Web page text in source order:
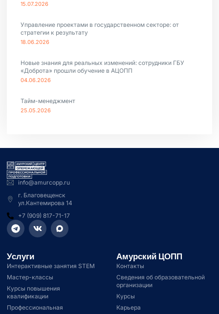
15.07.2026
Управление проектами в государственном секторе: от
стратегии к результату
18.06.2026
Новые знания для реальных изменений: сотрудники ГБУ
«Доброта» прошли обучение в АЦОПП
04.06.2026
Тайм-менеджмент
25.05.2026
info@amurcopp.ru
г. Благовещенск
ул.Кантемирова 14
+7 (909) 817-71-17
Услуги
Интерактивные занятия STEM
Мастер-классы
Курсы повышения
квалификации
Профессиональная
Амурский ЦОПП
Контакты
Сведения об образовательной
организации
Курсы
Карьера